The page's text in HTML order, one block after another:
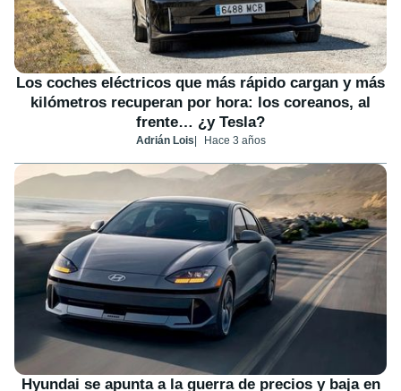
Los coches eléctricos que más rápido cargan y más
kilómetros recuperan por hora: los coreanos, al
frente… ¿y Tesla?
Adrián Lois Hace 3 años
Hyundai se apunta a la guerra de precios y baja en